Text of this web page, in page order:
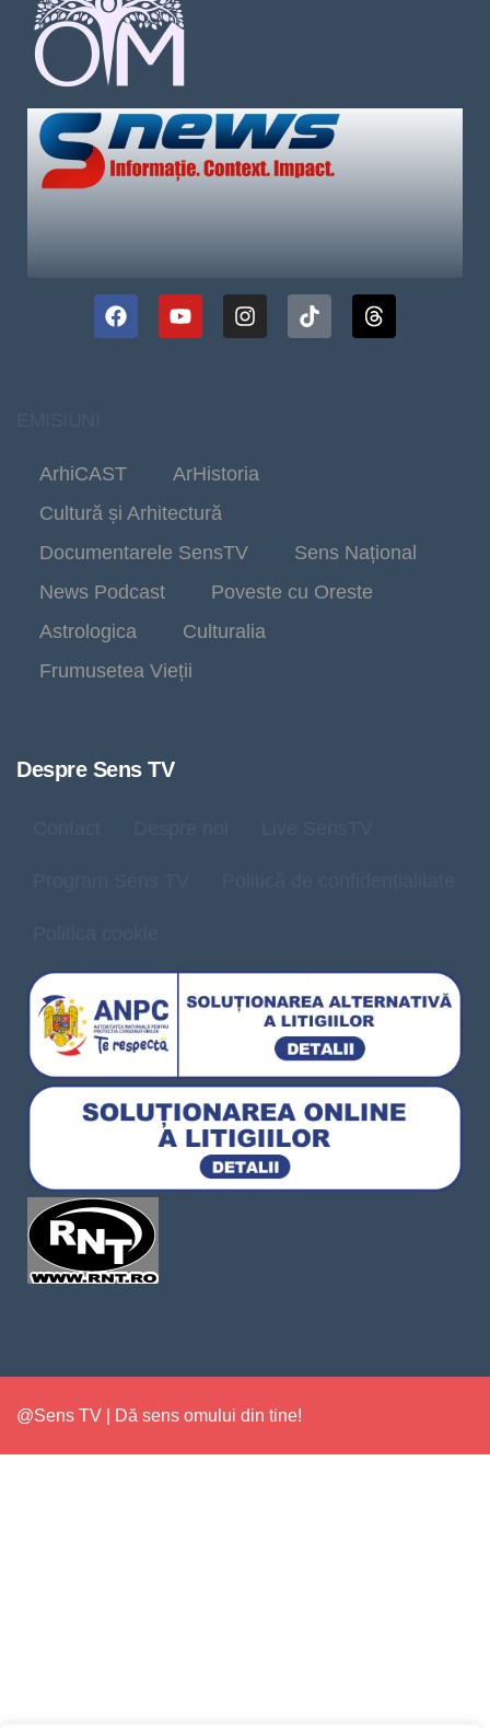
ArhiCAST
ArHistoria
Cultură și Arhitectură
Documentarele SensTV
Sens Național
News Podcast
Poveste cu Oreste
Astrologica
Culturalia
Frumusetea Vieții
Despre Sens TV
@Sens TV | Dă sens omului din tine!